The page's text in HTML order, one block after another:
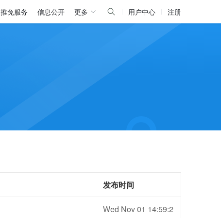
推免服务 信息公开 更多 用户中心 注册
发布时间
Wed Nov 01 14:59:2